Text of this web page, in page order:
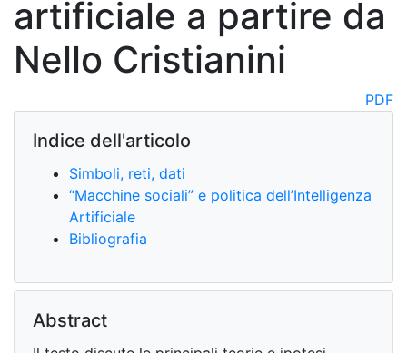
artificiale a partire da
Nello Cristianini
PDF
Indice dell'articolo
Simboli, reti, dati
“Macchine sociali” e politica dell’Intelligenza
Artificiale
Bibliografia
Abstract